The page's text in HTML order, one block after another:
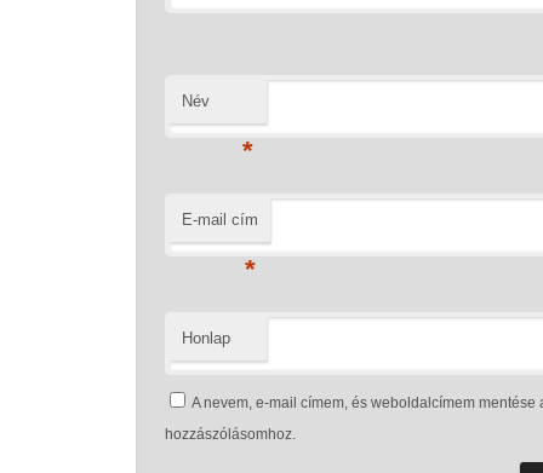
Név
*
E-mail cím
*
Honlap
A nevem, e-mail címem, és weboldalcímem
hozzászólásomhoz.